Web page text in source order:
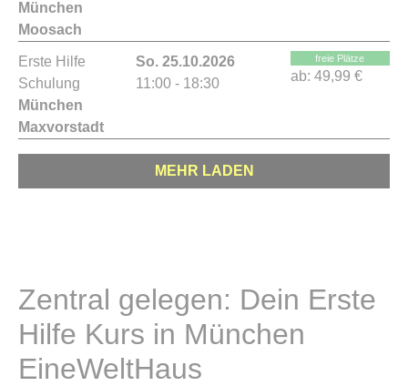
München
Moosach
Erste Hilfe
Schulung
München
Maxvorstadt
So. 25.10.2026
11:00 - 18:30
freie Plätze
ab: 49,99 €
MEHR LADEN
Zentral gelegen: Dein Erste
Hilfe Kurs in München
EineWeltHaus